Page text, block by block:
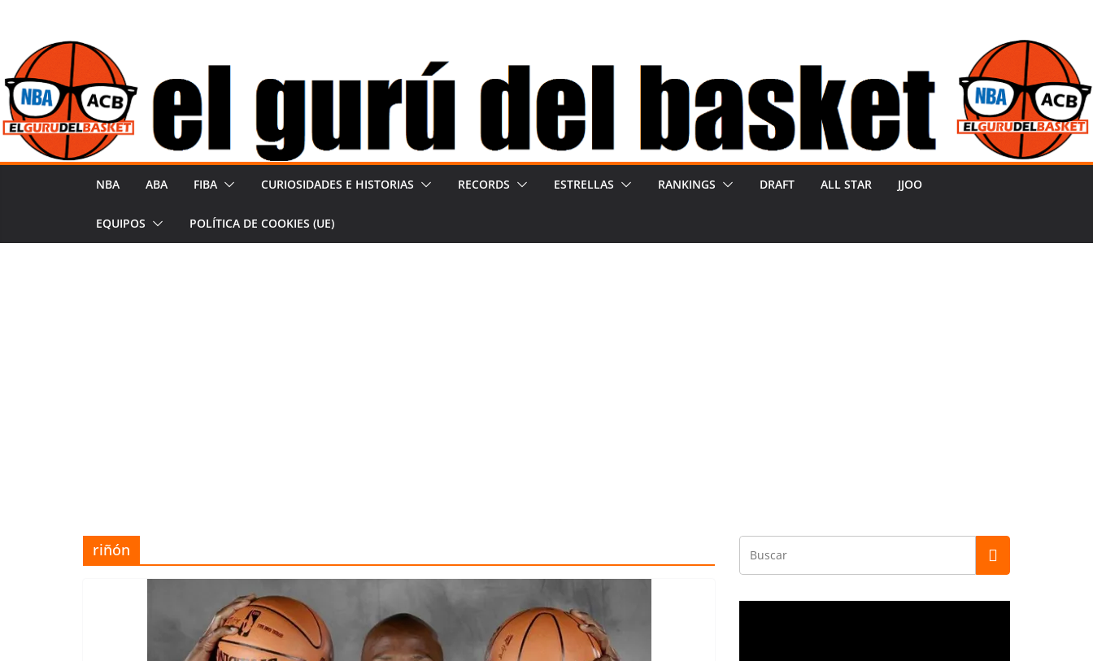
contenido
NBA ABA FIBA CURIOSIDADES E HISTORIAS RECORDS ESTRELLAS RANKINGS DRAFT ALL STAR JJOO
EQUIPOS POLÍTICA DE COOKIES (UE)
riñón